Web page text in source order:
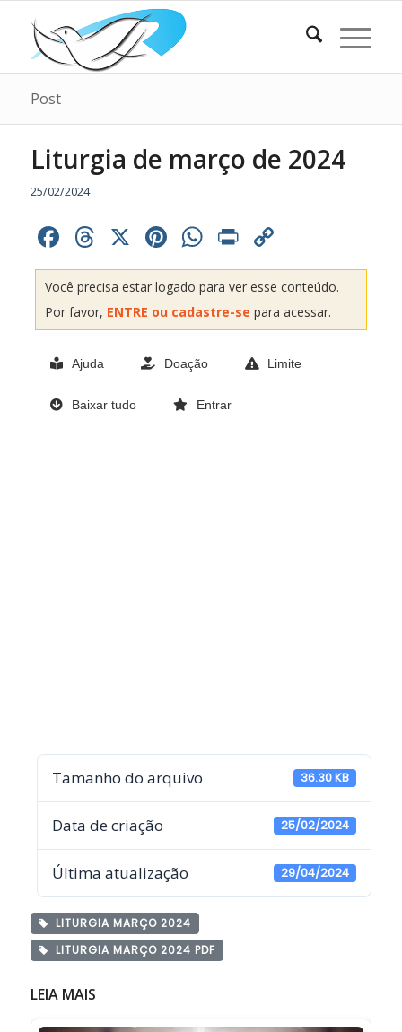
Post
Liturgia de março de 2024
25/02/2024
Facebook
Threads
X Pinterest
WhatsApp
Print
Link
Você precisa estar logado para ver esse conteúdo.
Por favor, ENTRE ou cadastre-se para acessar.
Ajuda Doação Limite
Baixar tudo Entrar
Tamanho do arquivo 36.30 KB
Data de criação 25/02/2024
Última atualização 29/04/2024
LITURGIA MARÇO 2024
LITURGIA MARÇO 2024 PDF
LEIA MAIS